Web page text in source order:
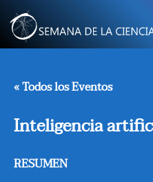
« Todos los Eventos
Inteligencia
RESUMEN